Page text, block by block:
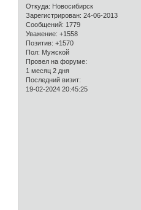
Откуда: Новосибирск
Зарегистрирован: 24-06-2013
Сообщений: 1779
Уважение: +1558
Позитив: +1570
Пол: Мужской
Провел на форуме:
1 месяц 2 дня
Последний визит:
19-02-2024 20:45:25